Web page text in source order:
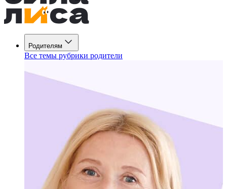
Родителям
Все темы рубрики родители